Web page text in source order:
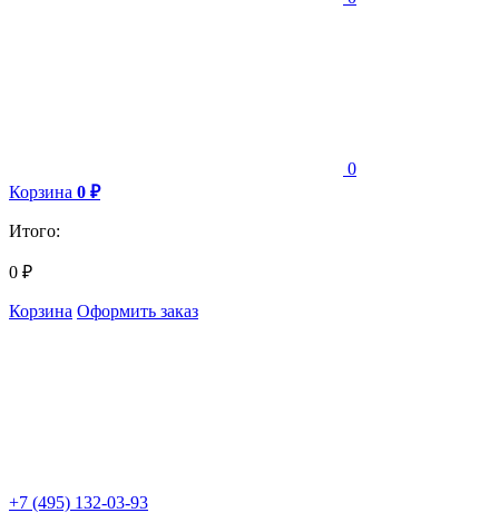
0
Корзина 0 ₽
Итого:
0 ₽
Корзина Оформить заказ
+7 (495) 132-03-93